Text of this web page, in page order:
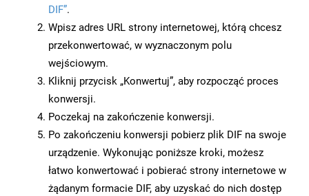
DIF”.
Wpisz adres URL strony internetowej, którą chcesz
przekonwertować, w wyznaczonym polu
wejściowym.
Kliknij przycisk „Konwertuj”, aby rozpocząć proces
konwersji.
Poczekaj na zakończenie konwersji.
Po zakończeniu konwersji pobierz plik DIF na swoje
urządzenie. Wykonując poniższe kroki, możesz
łatwo konwertować i pobierać strony internetowe w
żądanym formacie DIF, aby uzyskać do nich dostęp